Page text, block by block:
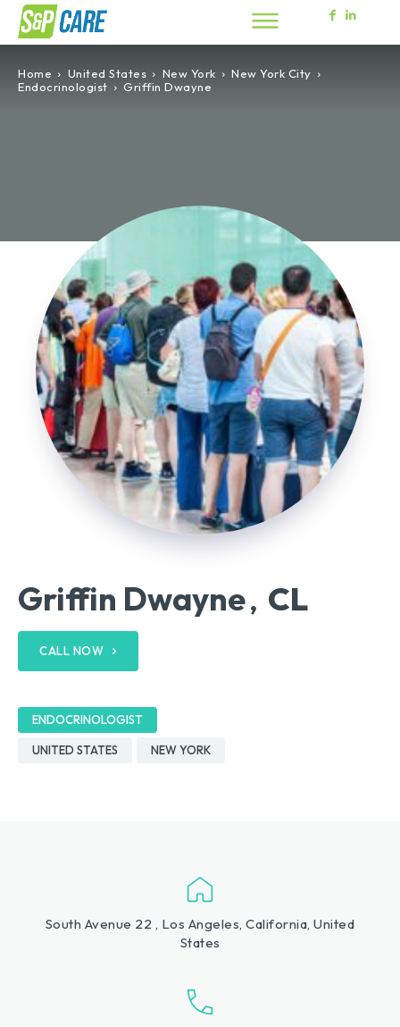
Home United States New York
New York City
Endocrinologist
Griffin Dwayne
Griffin Dwayne, CL
CALL NOW
ENDOCRINOLOGIST
UNITED STATES NEW YORK
South Avenue 22 , Los Angeles, California, United
States